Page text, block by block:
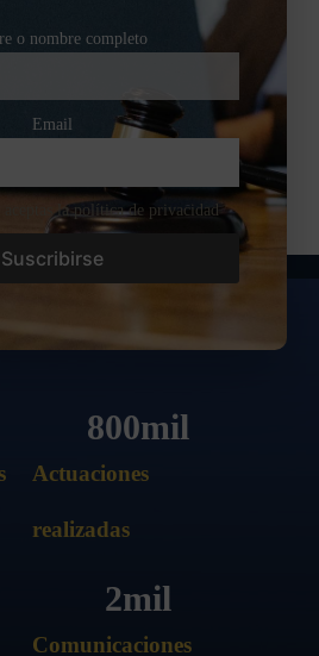
o nombre completo
Email
la política de privacidad
Actuaciones
realizadas
800mil
Comunicaciones
2mil